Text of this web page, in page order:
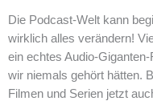
Die Podcast-Welt kann
wirklich alles verändern!
ein echtes Audio-
wir niemals gehört hätten.
Filmen und Serien jetzt